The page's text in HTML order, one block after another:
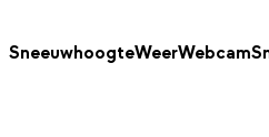
SneeuwhoogteWeerWebcam